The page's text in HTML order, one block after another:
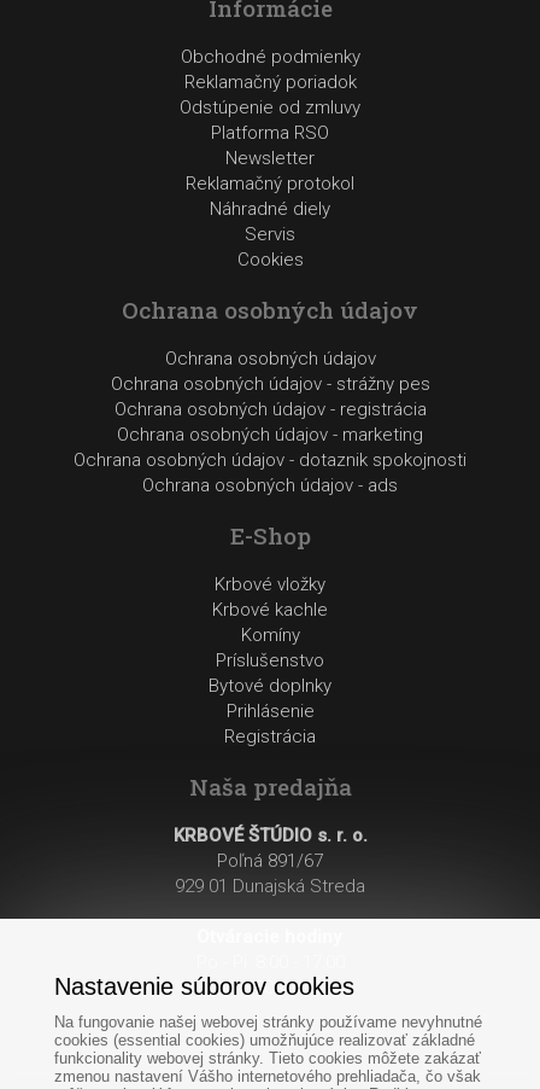
Informácie
Obchodné podmienky
Reklamačný poriadok
Odstúpenie od zmluvy
Platforma RSO
Newsletter
Reklamačný protokol
Náhradné diely
Servis
Cookies
Ochrana osobných údajov
Ochrana osobných údajov
Ochrana osobných údajov - strážny pes
Ochrana osobných údajov - registrácia
Ochrana osobných údajov - marketing
Ochrana osobných údajov - dotaznik spokojnosti
Ochrana osobných údajov - ads
E-Shop
Krbové vložky
Krbové kachle
Komíny
Príslušenstvo
Bytové doplnky
Prihlásenie
Registrácia
Naša predajňa
KRBOVÉ ŠTÚDIO s. r. o.
Poľná 891/67
929 01 Dunajská Streda
So: 8:00 - 12:00
Nastavenie súborov cookies
Na fungovanie našej webovej stránky používame nevyhnutné
cookies (essential cookies) umožňujúce realizovať základné
funkcionality webovej stránky. Tieto cookies môžete zakázať
zmenou nastavení Vášho internetového prehliadača, čo však